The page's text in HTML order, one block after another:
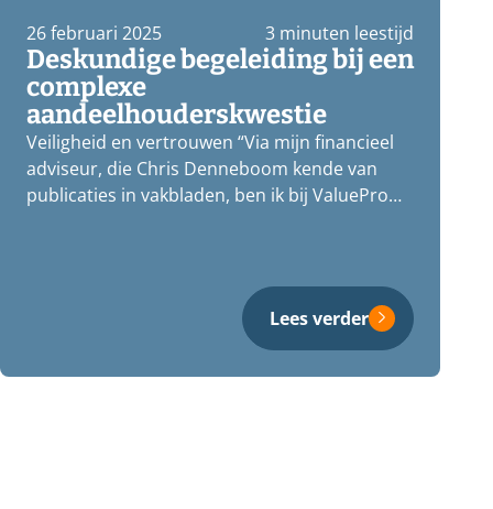
26 februari 2025 3 minuten leestijd
Deskundige begeleiding bij een
complexe
aandeelhouderskwestie
Veiligheid en vertrouwen “Via mijn financieel
adviseur, die Chris Denneboom kende van
publicaties in vakbladen, ben ik bij ValuePro…
Lees verder